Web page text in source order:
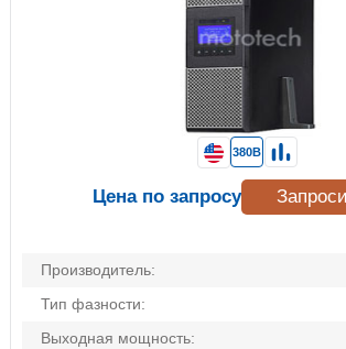
Производитель:
Тип фазности:
Выходная мощность:
380В
Цена по запросу